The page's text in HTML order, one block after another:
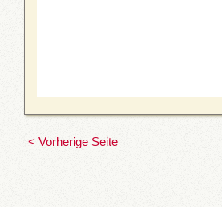
< Vorherige Seite